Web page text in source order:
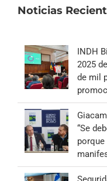
Noticias
INDH
2025
de mil
“Se